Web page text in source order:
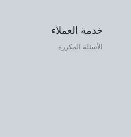
خدمة العملاء
الأسئلة المكرره